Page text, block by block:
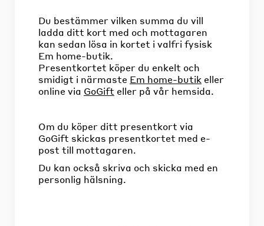
Du bestämmer vilken summa du vill
ladda ditt kort med och mottagaren
kan sedan lösa in kortet i valfri fysisk
Em home-butik.
Presentkortet köper du enkelt och
smidigt i närmaste Em home-butik eller
online via GoGift eller på vår hemsida.
Om du köper ditt presentkort via
GoGift skickas presentkortet med e-
post till mottagaren.
Du kan också skriva och skicka med en
personlig hälsning.